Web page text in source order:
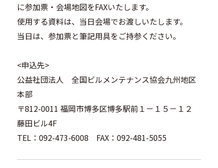
に参加票・会場地図をFAXいたします。
使用する資料は、当日会場でお渡しいたします。
当日は、参加票と筆記用具をご持参ください。
<申込先>
公益社団法人 全国ビルメンテナンス協会九州地区
本部
〒812-0011 福岡市博多区博多駅前１－１５－１２
藤田ビル4F
TEL：092-473-6008 FAX：092-481-5055